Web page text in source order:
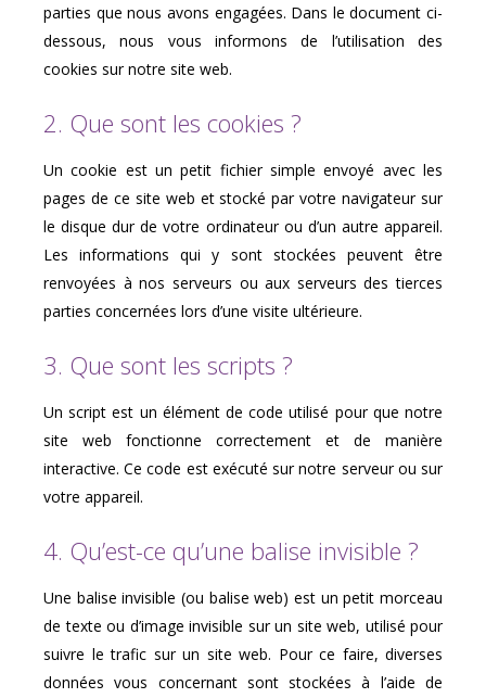
parties que nous avons engagées. Dans le document ci-
dessous, nous vous informons de l’utilisation des
cookies sur notre site web.
2. Que sont les cookies ?
Un cookie est un petit fichier simple envoyé avec les
pages de ce site web et stocké par votre navigateur sur
le disque dur de votre ordinateur ou d’un autre appareil.
Les informations qui y sont stockées peuvent être
renvoyées à nos serveurs ou aux serveurs des tierces
parties concernées lors d’une visite ultérieure.
3. Que sont les scripts ?
Un script est un élément de code utilisé pour que notre
site web fonctionne correctement et de manière
interactive. Ce code est exécuté sur notre serveur ou sur
votre appareil.
4. Qu’est-ce qu’une balise invisible ?
Une balise invisible (ou balise web) est un petit morceau
de texte ou d’image invisible sur un site web, utilisé pour
suivre le trafic sur un site web. Pour ce faire, diverses
données vous concernant sont stockées à l’aide de